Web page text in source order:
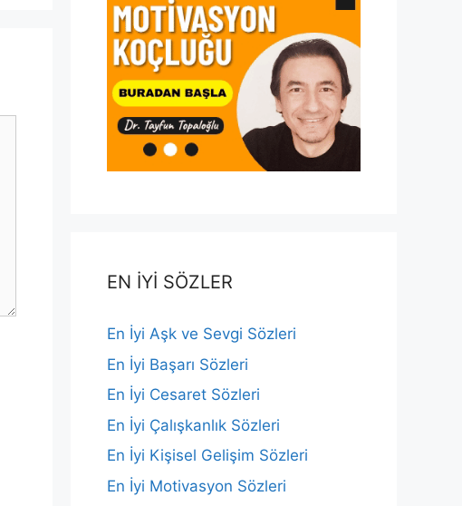
EN İYİ SÖZLER
En İyi Aşk ve Sevgi Sözleri
En İyi Başarı Sözleri
En İyi Cesaret Sözleri
En İyi Çalışkanlık Sözleri
En İyi Kişisel Gelişim Sözleri
En İyi Motivasyon Sözleri